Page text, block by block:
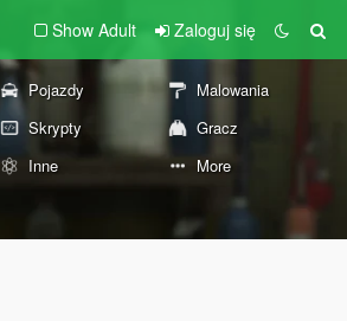
Show Adult Zaloguj się
Pojazdy
Malowania
Skrypty
Gracz
Inne More